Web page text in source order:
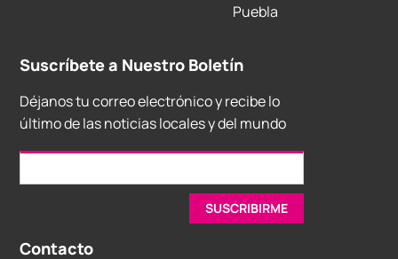
Puebla
Suscríbete a Nuestro Boletín
Déjanos tu correo electrónico y recibe lo
último de las noticias locales y del mundo
Contacto